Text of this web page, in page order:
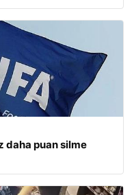
daha puan silme